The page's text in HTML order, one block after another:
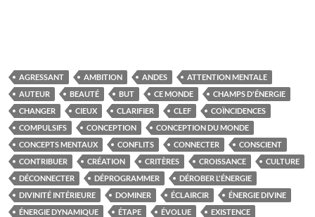
AGRESSANT AMBITION ANDES
ATTENTION MENTALE
AUTEUR
BEAUTÉ BUT CE MONDE
CHAMPS D'ÉNERGIE
CHANGER
CIEUX CLARIFIER CLEF
COÏNCIDENCES
COMPULSIFS
CONCEPTION
CONCEPTION DU MONDE
CONCEPTS MENTAUX
CONFLITS CONNECTER
CONSCIENT
CONTRIBUER
CRÉATION CRITÈRES CROISSANCE
CULTURE
DÉCONNECTER
DÉPROGRAMMER
DÉROBER L'ÉNERGIE
DIVINITÉ INTÉRIEURE
DOMINER ÉCLAIRCIR
ÉNERGIE DIVINE
ÉNERGIE DYNAMIQUE
ÉTAPE ÉVOLUE
EXISTENCE